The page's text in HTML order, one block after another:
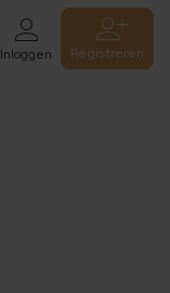
Inloggen Registreren